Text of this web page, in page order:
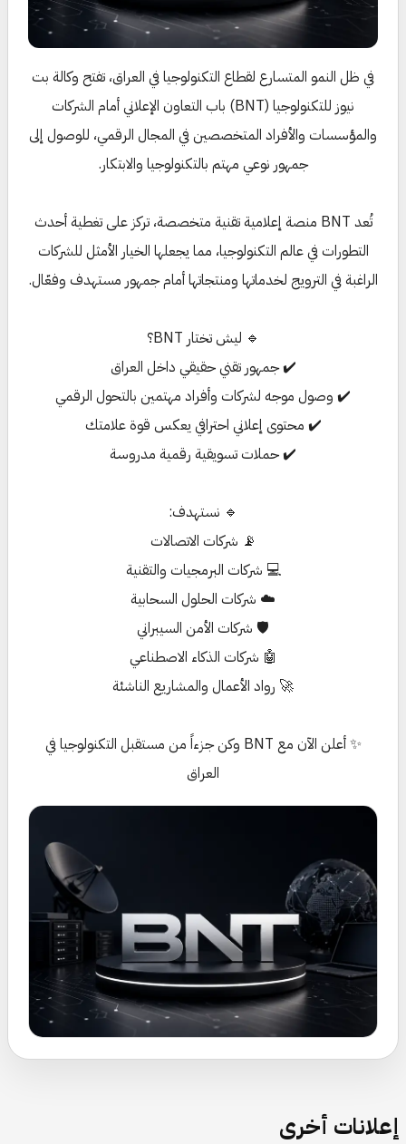
في ظل النمو المتسارع لقطاع التكنولوجيا في العراق، تفتح وكالة بت
نيوز للتكنولوجيا (BNT) باب التعاون الإعلاني أمام الشركات
والمؤسسات والأفراد المتخصصين في المجال الرقمي، للوصول إلى
جمهور نوعي مهتم بالتكنولوجيا والابتكار.
تُعد BNT منصة إعلامية تقنية متخصصة، تركز على تغطية أحدث
التطورات في عالم التكنولوجيا، مما يجعلها الخيار الأمثل للشركات
الراغبة في الترويج لخدماتها ومنتجاتها أمام جمهور مستهدف وفعّال.
🔹 ليش تختار BNT؟
✔️ جمهور تقني حقيقي داخل العراق
✔️ وصول موجه لشركات وأفراد مهتمين بالتحول الرقمي
✔️ محتوى إعلاني احترافي يعكس قوة علامتك
✔️ حملات تسويقية رقمية مدروسة
🔹 نستهدف:
📡 شركات الاتصالات
💻 شركات البرمجيات والتقنية
☁️ شركات الحلول السحابية
🛡️ شركات الأمن السيبراني
🤖 شركات الذكاء الاصطناعي
🚀 رواد الأعمال والمشاريع الناشئة
✨ أعلن الآن مع BNT وكن جزءاً من مستقبل التكنولوجيا في
العراق
إعلانات أخرى